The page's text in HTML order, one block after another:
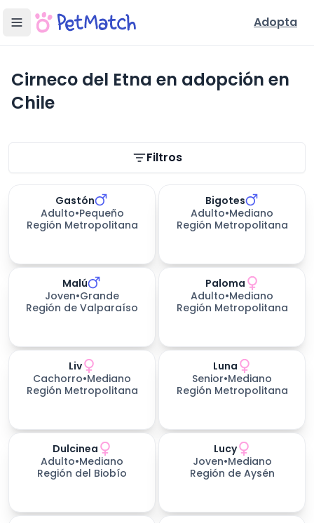
Adopta
Cirneco del Etna en adopción en
Chile
Filtros
Gastón
Adulto•Pequeño
Región Metropolitana
Bigotes
Adulto•Mediano
Región Metropolitana
Malú
Joven•Grande
Región de Valparaíso
Paloma
Adulto•Mediano
Región Metropolitana
Liv
Cachorro•Mediano
Región Metropolitana
Luna
Senior•Mediano
Región Metropolitana
Dulcinea
Adulto•Mediano
Región del Biobío
Lucy
Joven•Mediano
Región de Aysén